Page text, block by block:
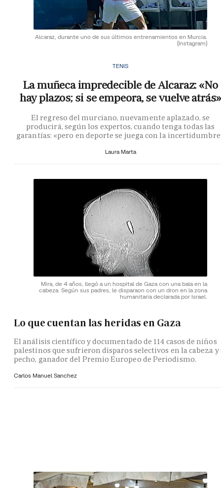
Alcaraz, durante uno de sus últimos entrenamientos en Murcia.
(Instagram)
TENIS
La muñeca impredecible de Alcaraz: «No
hay plazos; si se empeora, se vuelve atrás»
El regreso del murciano, nuevamente aplazado, se
producirá, según los expertos, cuando tenga todas las
garantías: «pero en deporte se juega con la
Laura Marta
Mira, de 4 años, llegó a un hospital de Gaza con una bala en la
cabeza. Según sus padres, le disparaon con un dron en la zona
humanitaria declarada por Israel.
Lo que cuentan las heridas en Gaza
El análisis científico y documentado de 114 casos de niños
palestinos que sufrieron disparos selectivos en la cabeza y
pecho, ganador del Premio Europeo de Periodismo.
Carlos Manuel Sanchez